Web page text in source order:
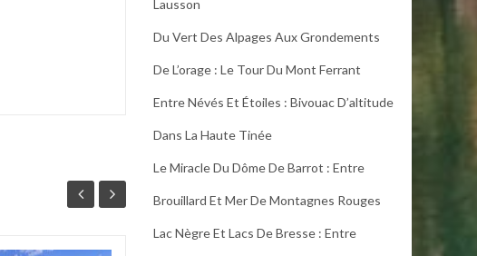
Lausson
Du Vert Des Alpages Aux Grondements
De L’orage : Le Tour Du Mont Ferrant
Entre Névés Et Étoiles : Bivouac D’altitude
Dans La Haute Tinée
Le Miracle Du Dôme De Barrot : Entre
Brouillard Et Mer De Montagnes Rouges
Lac Nègre Et Lacs De Bresse : Entre